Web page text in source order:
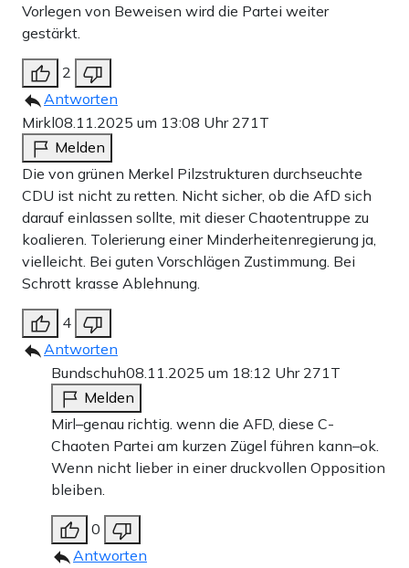
Vorlegen von Beweisen wird die Partei weiter
gestärkt.
2
Antworten
Mirkl08.11.2025 um 13:08 Uhr 271T
Melden
Die von grünen Merkel Pilzstrukturen durchseuchte
CDU ist nicht zu retten. Nicht sicher, ob die AfD sich
darauf einlassen sollte, mit dieser Chaotentruppe zu
koalieren. Tolerierung einer Minderheitenregierung ja,
vielleicht. Bei guten Vorschlägen Zustimmung. Bei
Schrott krasse Ablehnung.
4
Antworten
Bundschuh08.11.2025 um 18:12 Uhr 271T
Melden
Mirl–genau richtig. wenn die AFD, diese C-
Chaoten Partei am kurzen Zügel führen kann–ok.
Wenn nicht lieber in einer druckvollen Opposition
bleiben.
0
Antworten